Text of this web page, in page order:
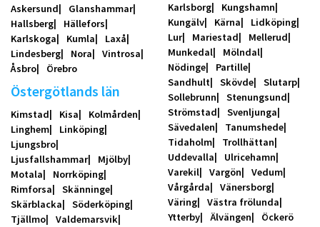
Askersund
Glanshammar
Hallsberg
Hällefors
Karlskoga
Kumla
Laxå
Lindesberg
Nora
Vintrosa
Åsbro
Örebro
Östergötlands län
Kimstad Kisa
Kolmården
Linghem
Linköping
Ljungsbro
Ljusfallshammar
Mjölby
Motala
Norrköping
Rimforsa
Skänninge
Skärblacka
Söderköping
Tjällmo
Valdemarsvik
Karlsborg
Kungshamn
Kungälv
Kärna
Lidköping
Lur
Mariestad
Mellerud
Munkedal
Mölndal
Nödinge
Partille
Sandhult
Skövde
Slutarp
Sollebrunn
Stenungsund
Strömstad
Svenljunga
Sävedalen
Tanumshede
Tidaholm
Trollhättan
Uddevalla
Ulricehamn
Varekil
Vargön
Vedum
Vårgårda
Vänersborg
Väring
Västra frölunda
Ytterby
Älvängen Öckerö